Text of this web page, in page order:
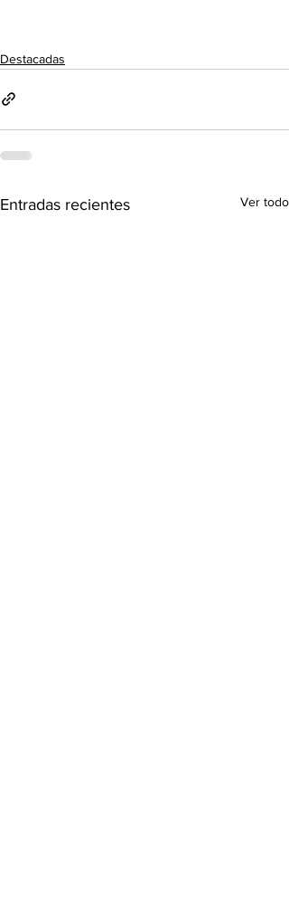
Destacadas
Entradas recientes Ver todo